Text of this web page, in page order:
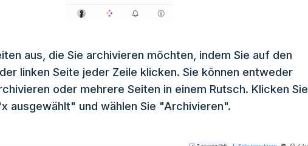
aus, die Sie archivieren möchten, indem Sie auf den
linken Seite jeder Zeile klicken. Sie können entweder
oder mehrere Seiten in einem Rutsch. Klicken Sie
ausgewählt" und wählen Sie "Archivieren".